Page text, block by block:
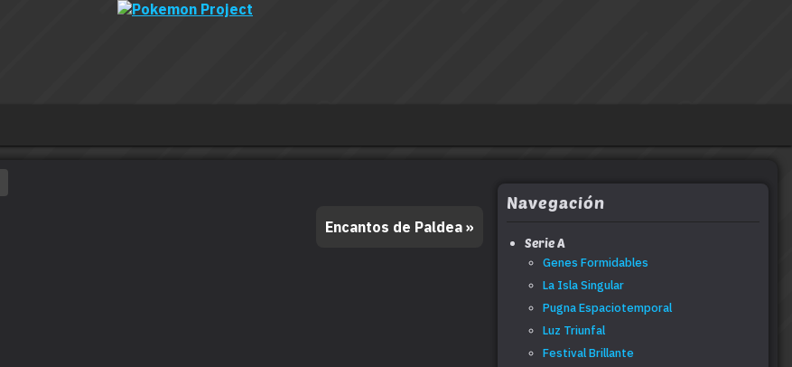
Encantos de Paldea »
Navegación
Serie A
Genes Formidables
La Isla Singular
Pugna Espaciotemporal
Luz Triunfal
Festival Brillante